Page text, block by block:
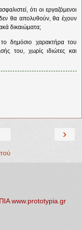
ότι οι εργαζόμενοι
θα απολυθούν, θα έχουν
δικαιώματα;
δημόσιο χαρακτήρα του
του, χωρίς ιδιώτες και
›
www.prototypia.gr